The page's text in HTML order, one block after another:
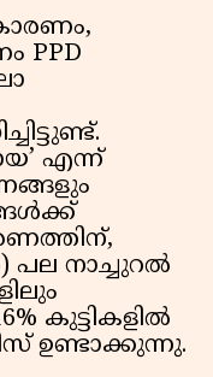
PPD
എന്ന്
പല നാച്ചുറൽ
കുട്ടികളിൽ
ഉണ്ടാക്കുന്നു.